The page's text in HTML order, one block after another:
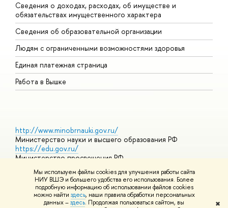
Мы используем файлы cookies для улучшения работы сайта
НИУ ВШЭ и большего удобства его использования. Более
подробную информацию об использовании файлов cookies
можно найти здесь, наши правила обработки персональных
данных –здесь. Продолжая пользоваться сайтом, вы
✖
Сведения о доходах, расходах, об имуществе и
обязательствах имущественного характера
Сведения об образовательной организации
Людям с ограниченными возможностями здоровья
Единая платежная страница
Работа в Вышке
http://www.minobrnauki.gov.ru/
Министерство науки и высшего образования РФ
https://edu.gov.ru/
Министерство просвещения РФ
https://elearning.hse.ru/mooc
Массовые открытые онлайн-курсы
© НИУ ВШЭ 1993–2026 Адреса и контактыУсловия